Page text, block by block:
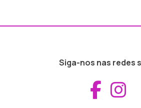
Siga-nos nas redes